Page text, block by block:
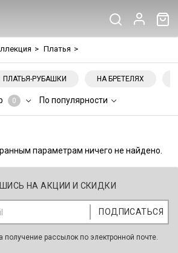
> Платья >
ПЛАТЬЯ-РУБАШКИ НА БРЕТЕЛЯХ
0 По популярности
параметрам ничего не найдено.
НА АКЦИИ И СКИДКИ
получение рассылок по электронной почте.